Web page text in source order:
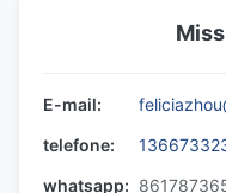
E-mail:
telefone:
whatsapp: